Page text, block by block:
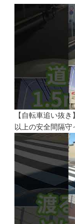
【自転車追い抜
以上の安全間隔守